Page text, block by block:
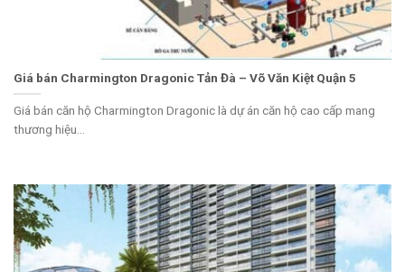
Giá bán Charmington Dragonic Tản Đà – Võ Văn Kiệt Quận 5
Giá bán căn hộ Charmington Dragonic là dự án căn hộ cao cấp mang
thương hiệu...